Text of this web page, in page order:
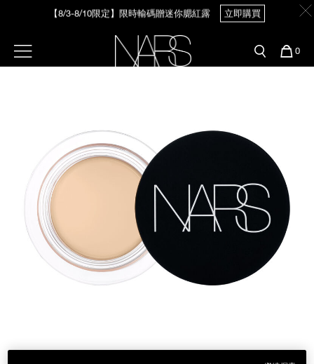
【8/3-8/10限定】限時輸碼贈迷你腮紅露 立即購買
新客首購輸＜WELCOME＞享9折
選單"
您
0
官網最新活動
預約金曲獎妝容
水光頰彩系列
試用送到家
新客專屬優惠
舊客回購禮遇
彩盤及禮盒組
彩妝服務
彩妝專欄